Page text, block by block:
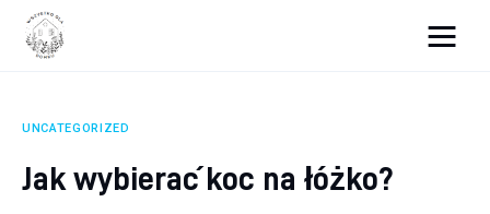
Remont
UNCATEGORIZED
Jak wybierać koc na łóżko?